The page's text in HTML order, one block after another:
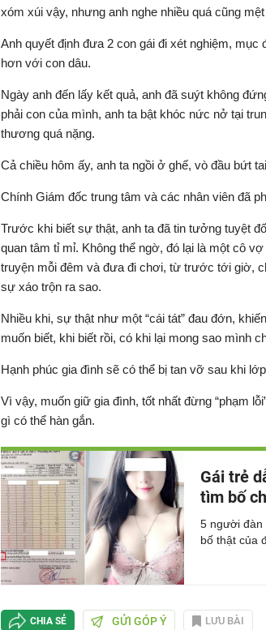
xóm xúi vậy, nhưng anh nghe nhiều quá cũng
Anh quyết định đưa 2 con gái đi xét nghiệm,
hơn với con dâu.
Ngày anh đến lấy kết quả, anh đã suýt không
phải con của mình, anh ta bật khóc nức nở tại
thương quá nặng.
Cả chiều hôm ấy, anh ta ngồi ở ghế, vò đầu bứt
Chính Giám đốc trung tâm và các nhân viên đã
Trước khi biết sự thật, anh ta đã tin tưởng tuyệt
quan tâm tỉ mỉ. Không thể ngờ, đó lại là một cô
truyện mỗi đêm và đưa đi chơi, từ trước tới giờ,
sự xáo trộn ra sao.
Nhiều khi, sự thật như một “cái tát” đau đớn,
muốn biết, khi biết rồi, có khi lại mong sao mình
Hạnh phúc gia đình sẽ có thể bị tan vỡ sau khi
Vì vậy, muốn giữ gia đình, tốt nhất đừng “phạm
gì có thể hàn gắn.
Gái trẻ
tìm bố
5 người đàn
bố thật của
CHIA SẺ GỬI GÓP Ý LƯU BÀI